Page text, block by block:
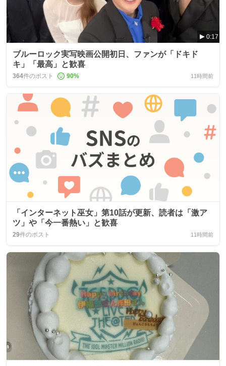
0:17
ブルーロック実写映画公開初日、ファンが「ドキド
キ」「最高」と歓喜
364件のポスト 90% 11時間前
「インターネット巫女」第10話が更新、読者は「激ア
ツ」や「今一番熱い」と歓喜
29件のポスト 11時間前